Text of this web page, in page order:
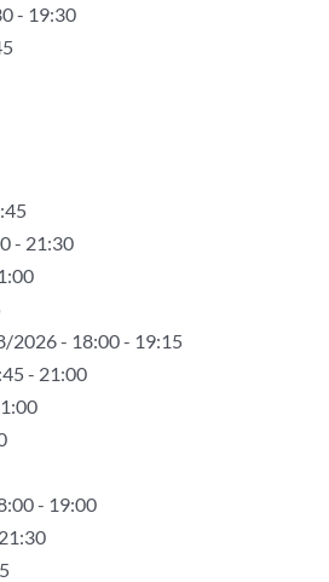
- 19:30
- 21:30
2026 - 18:00 - 19:15
- 21:00
- 19:00